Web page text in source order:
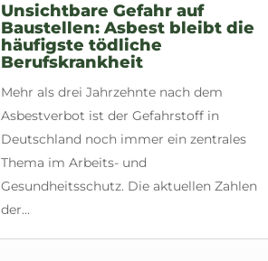
Unsichtbare Gefahr auf
Baustellen: Asbest bleibt die
häufigste tödliche
Berufskrankheit
Mehr als drei Jahrzehnte nach dem
Asbestverbot ist der Gefahrstoff in
Deutschland noch immer ein zentrales
Thema im Arbeits- und
Gesundheitsschutz. Die aktuellen Zahlen
der...